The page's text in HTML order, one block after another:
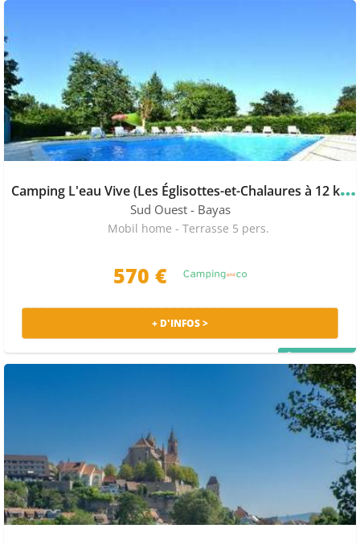
C
amping L'eau Vive (Les Églisottes-et-Chalaures à 12 km)
Sud Ouest - Bayas
Mobil home - Terrasse 5 pers.
570 €
+ D'INFOS >